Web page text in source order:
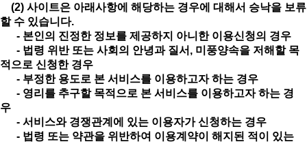
(2) 사이트은 아래사항에 해당하는 경우에 대해서 승낙을 보류
할 수 있습니다.
- 본인의 진정한 정보를 제공하지 아니한 이용신청의 경우
- 법령 위반 또는 사회의 안녕과 질서, 미풍양속을 저해할 목
적으로 신청한 경우
- 부정한 용도로 본 서비스를 이용하고자 하는 경우
- 영리를 추구할 목적으로 본 서비스를 이용하고자 하는 경
우
- 서비스와 경쟁관계에 있는 이용자가 신청하는 경우
- 법령 또는 약관을 위반하여 이용계약이 해지된 적이 있는